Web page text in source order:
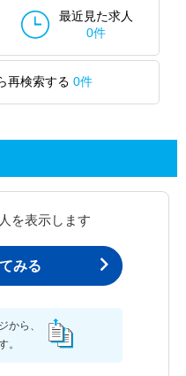
最近見た求人
0件
再検索する 0件
を表示します
みる
から、
。